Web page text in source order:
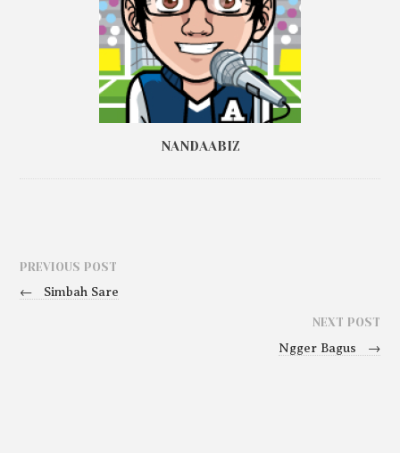
NANDAABIZ
PREVIOUS POST
← Simbah Sare
NEXT POST
Ngger Bagus →